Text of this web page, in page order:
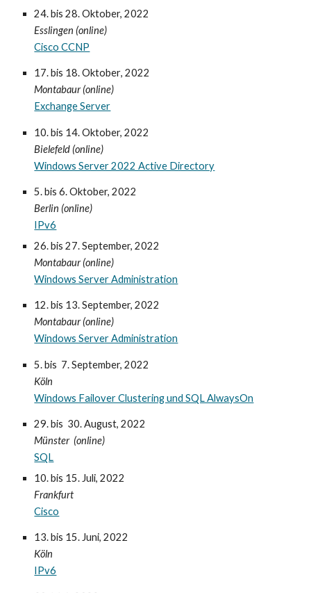
24. bis 28.Oktober, 2022
Esslingen (online)
Cisco CCNP
17. bis 18. Oktober, 2022
Montabaur (online)
Exchange Server
10. bis 14.Oktober, 2022
Bielefeld (online)
Windows Server 2022 Active Directory
5. bis 6.Oktober, 2022
Berlin (online)
IPv6
26. bis 27.September, 2022
Montabaur (online)
Windows Server Administration
12. bis 13. September, 2022
Montabaur (online)
Windows Server Administration
5. bis 7. September, 2022
Köln
Windows Failover Clustering und SQL AlwaysOn
29. bis 30. August, 2022
Münster (online)
SQL
10. bis 15. Juli, 2022
Frankfurt
Cisco
13. bis 15. Juni, 2022
Köln
IPv6